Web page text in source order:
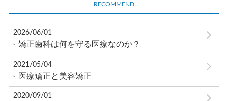
RECOMMEND
2026/06/01
矯正歯科は何を守る医療なのか？
2021/05/04
医療矯正と美容矯正
2020/09/01